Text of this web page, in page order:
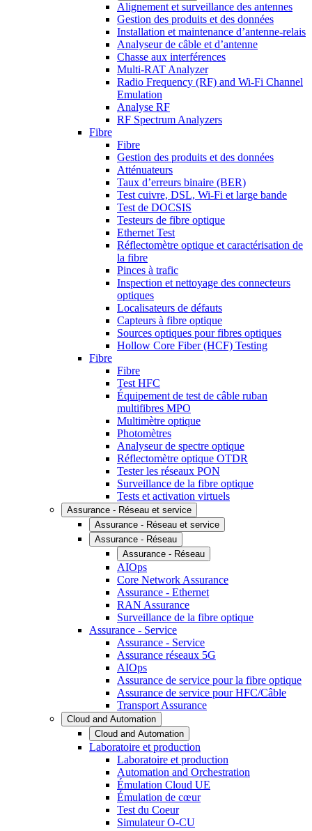
Alignement et surveillance des antennes
Gestion des produits et des données
Installation et maintenance d’antenne-relais
Analyseur de câble et d’antenne
Chasse aux interférences
Multi-RAT Analyzer
Radio Frequency (RF) and Wi-Fi Channel
Emulation
Analyse RF
RF Spectrum Analyzers
Fibre
Fibre
Gestion des produits et des données
Atténuateurs
Taux d’erreurs binaire (BER)
Test cuivre, DSL, Wi-Fi et large bande
Test de DOCSIS
Testeurs de fibre optique
Ethernet Test
Réflectomètre optique et caractérisation de
la fibre
Pinces à trafic
Inspection et nettoyage des connecteurs
optiques
Localisateurs de défauts
Capteurs à fibre optique
Sources optiques pour fibres optiques
Hollow Core Fiber (HCF) Testing
Fibre
Fibre
Test HFC
Équipement de test de câble ruban
multifibres MPO
Multimètre optique
Photomètres
Analyseur de spectre optique
Réflectomètre optique OTDR
Tester les réseaux PON
Surveillance de la fibre optique
Tests et activation virtuels
Assurance - Réseau et service
Assurance - Réseau et service
Assurance - Réseau
Assurance - Réseau
AIOps
Core Network Assurance
Assurance - Ethernet
RAN Assurance
Surveillance de la fibre optique
Assurance - Service
Assurance - Service
Assurance réseaux 5G
AIOps
Assurance de service pour la fibre optique
Assurance de service pour HFC/Câble
Transport Assurance
Cloud and Automation
Cloud and Automation
Laboratoire et production
Laboratoire et production
Automation and Orchestration
Émulation Cloud UE
Émulation de cœur
Test du Coeur
Simulateur O-CU